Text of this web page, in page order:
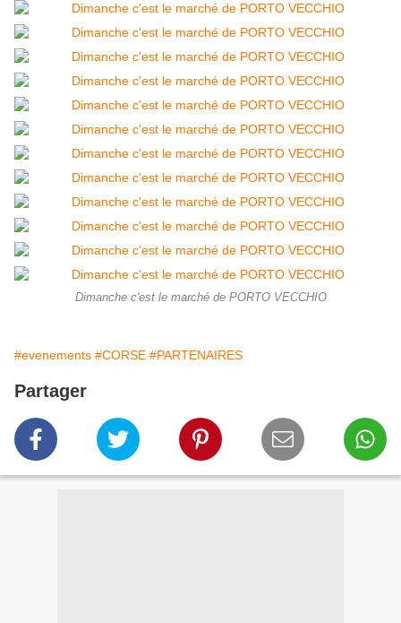
Dimanche c'est le marché de PORTO VECCHIO
#evenements #CORSE #PARTENAIRES
Partager